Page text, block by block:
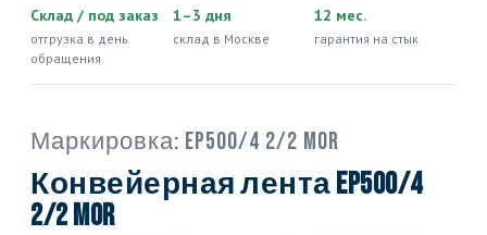
Склад / под заказ
отгрузка в день
обращения
1–3 дня
склад в Москве
12 мес.
гарантия на стык
Маркировка: EP500/4 2/2 MOR
Конвейерная лента EP500/4
2/2 MOR